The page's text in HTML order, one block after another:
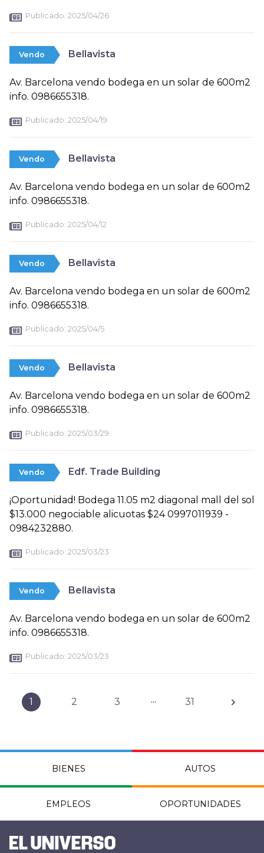
Publicado: 2025/04/26
Vendo Bellavista
Av. Barcelona vendo bodega en un solar de 600m2
info. 0986655318.
Publicado: 2025/04/19
Vendo Bellavista
Av. Barcelona vendo bodega en un solar de 600m2
info. 0986655318.
Publicado: 2025/04/12
Vendo Bellavista
Av. Barcelona vendo bodega en un solar de 600m2
info. 0986655318.
Publicado: 2025/04/5
Vendo Bellavista
Av. Barcelona vendo bodega en un solar de 600m2
info. 0986655318.
Publicado: 2025/03/29
Vendo Edf. Trade Building
¡Oportunidad! Bodega 11.05 m2 diagonal mall del sol
$13.000 negociable alicuotas $24 0997011939 -
0984232880.
Publicado: 2025/03/23
Vendo Bellavista
Av. Barcelona vendo bodega en un solar de 600m2
info. 0986655318.
Publicado: 2025/03/23
1 2 3 ... 31
BIENES AUTOS
EMPLEOS OPORTUNIDADES